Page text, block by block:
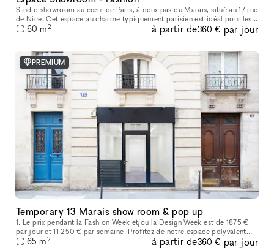
Studio showroom au cœur de Paris, à deux pas du Marais, situé au 17 rue
de Nice. Cet espace au charme typiquement parisien est idéal pour les
showrooms, présentations de collections, pop-ups et événe
60 m2 à partir de360 € par jour
PREMIUM
Temporary 13 Marais show room & pop up
1. Le prix pendant la Fashion Week et/ou la Design Week est de 1875 €
par jour et 11 250 € par semaine. Profitez de notre espace polyvalent
idéal pour les showrooms de mode, les produits de luxe, les
65 m2 à partir de360 € par jour